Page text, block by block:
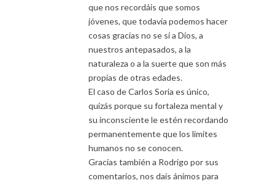
que nos recordáis que somos
jóvenes, que todavía podemos hacer
cosas gracias no se si a Dios, a
nuestros antepasados, a la
naturaleza o a la suerte que son más
propias de otras edades.
El caso de Carlos Soria es único,
quizás porque su fortaleza mental y
su inconsciente le estén recordando
permanentemente que los limites
humanos no se conocen.
Gracias también a Rodrigo por sus
comentarios, nos dais ánimos para